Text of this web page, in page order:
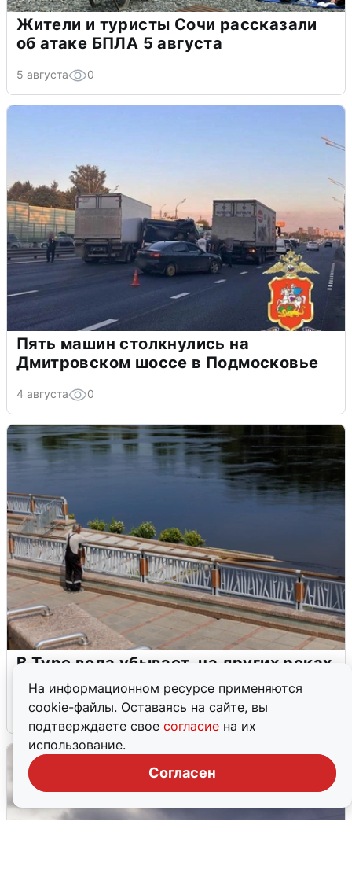
На информационном ресурсе применяются
cookie-файлы. Оставаясь на сайте, вы
подтверждаете свое согласие на их
использование.
Согласен
Жители и туристы Сочи рассказали
об атаке БПЛА 5 августа
5 августа 0
Пять машин столкнулись на
Дмитровском шоссе в Подмосковье
4 августа 0
В Туре вода убывает, на других реках
области прибывает
4 августа 0